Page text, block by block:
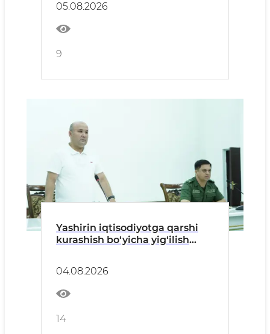
05.08.2026
9
Yashirin iqtisodiyotga qarshi
kurashish bo‘yicha yig‘ilish
04.08.2026
14